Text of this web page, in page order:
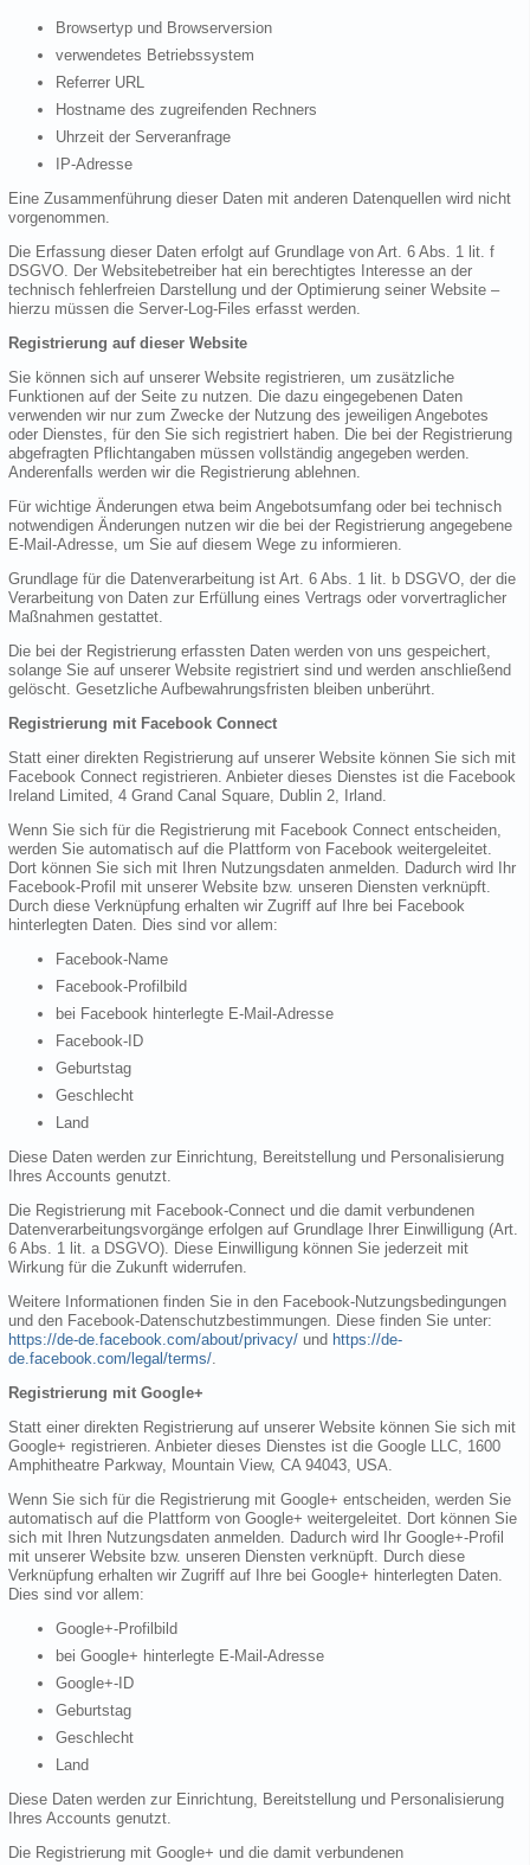
Browsertyp und Browserversion
verwendetes Betriebssystem
Referrer URL
Hostname des zugreifenden Rechners
Uhrzeit der Serveranfrage
IP-Adresse
Eine Zusammenführung dieser Daten mit anderen Datenquellen wird nicht
vorgenommen.
Die Erfassung dieser Daten erfolgt auf Grundlage von Art. 6 Abs. 1 lit. f
DSGVO. Der Websitebetreiber hat ein berechtigtes Interesse an der
technisch fehlerfreien Darstellung und der Optimierung seiner Website –
hierzu müssen die Server-Log-Files erfasst werden.
Registrierung auf dieser Website
Sie können sich auf unserer Website registrieren, um zusätzliche
Funktionen auf der Seite zu nutzen. Die dazu eingegebenen Daten
verwenden wir nur zum Zwecke der Nutzung des jeweiligen Angebotes
oder Dienstes, für den Sie sich registriert haben. Die bei der Registrierung
abgefragten Pflichtangaben müssen vollständig angegeben werden.
Anderenfalls werden wir die Registrierung ablehnen.
Für wichtige Änderungen etwa beim Angebotsumfang oder bei technisch
notwendigen Änderungen nutzen wir die bei der Registrierung angegebene
E-Mail-Adresse, um Sie auf diesem Wege zu informieren.
Grundlage für die Datenverarbeitung ist Art. 6 Abs. 1 lit. b DSGVO, der die
Verarbeitung von Daten zur Erfüllung eines Vertrags oder vorvertraglicher
Maßnahmen gestattet.
Die bei der Registrierung erfassten Daten werden von uns gespeichert,
solange Sie auf unserer Website registriert sind und werden anschließend
gelöscht. Gesetzliche Aufbewahrungsfristen bleiben unberührt.
Registrierung mit Facebook Connect
Statt einer direkten Registrierung auf unserer Website können Sie sich mit
Facebook Connect registrieren. Anbieter dieses Dienstes ist die Facebook
Ireland Limited, 4 Grand Canal Square, Dublin 2, Irland.
Wenn Sie sich für die Registrierung mit Facebook Connect entscheiden,
werden Sie automatisch auf die Plattform von Facebook weitergeleitet.
Dort können Sie sich mit Ihren Nutzungsdaten anmelden. Dadurch wird Ihr
Facebook-Profil mit unserer Website bzw. unseren Diensten verknüpft.
Durch diese Verknüpfung erhalten wir Zugriff auf Ihre bei Facebook
hinterlegten Daten. Dies sind vor allem:
Facebook-Name
Facebook-Profilbild
bei Facebook hinterlegte E-Mail-Adresse
Facebook-ID
Geburtstag
Geschlecht
Land
Diese Daten werden zur Einrichtung, Bereitstellung und Personalisierung
Ihres Accounts genutzt.
Die Registrierung mit Facebook-Connect und die damit verbundenen
Datenverarbeitungsvorgänge erfolgen auf Grundlage Ihrer Einwilligung (Art.
6 Abs. 1 lit. a DSGVO). Diese Einwilligung können Sie jederzeit mit
Wirkung für die Zukunft widerrufen.
Weitere Informationen finden Sie in den Facebook-Nutzungsbedingungen
und den Facebook-Datenschutzbestimmungen. Diese finden Sie unter:
https://de-de.facebook.com/about/privacy/ und https://de-
de.facebook.com/legal/terms/.
Registrierung mit Google+
Statt einer direkten Registrierung auf unserer Website können Sie sich mit
Google+ registrieren. Anbieter dieses Dienstes ist die Google LLC, 1600
Amphitheatre Parkway, Mountain View, CA 94043, USA.
Wenn Sie sich für die Registrierung mit Google+ entscheiden, werden Sie
automatisch auf die Plattform von Google+ weitergeleitet. Dort können Sie
sich mit Ihren Nutzungsdaten anmelden. Dadurch wird Ihr Google+-Profil
mit unserer Website bzw. unseren Diensten verknüpft. Durch diese
Verknüpfung erhalten wir Zugriff auf Ihre bei Google+ hinterlegten Daten.
Dies sind vor allem:
Google+-Profilbild
bei Google+ hinterlegte E-Mail-Adresse
Google+-ID
Geburtstag
Geschlecht
Land
Diese Daten werden zur Einrichtung, Bereitstellung und Personalisierung
Ihres Accounts genutzt.
Die Registrierung mit Google+ und die damit verbundenen